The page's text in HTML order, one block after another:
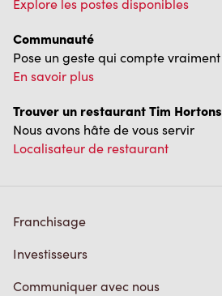
Explore les postes disponibles
Communauté
Pose un geste qui compte vraiment
En savoir plus
Trouver un restaurant Tim Hortons
Nous avons hâte de vous servir
Localisateur de restaurant
Franchisage
Investisseurs
Communiquer avec nous